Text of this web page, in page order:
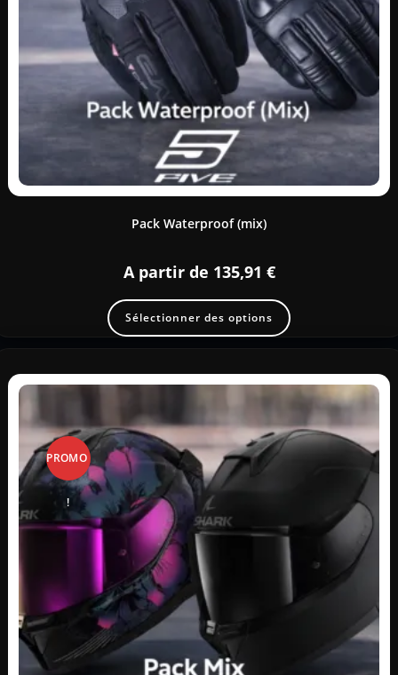
Pack Waterproof (mix)
A partir de 135,91 €
Sélectionner des options
PROMO
!